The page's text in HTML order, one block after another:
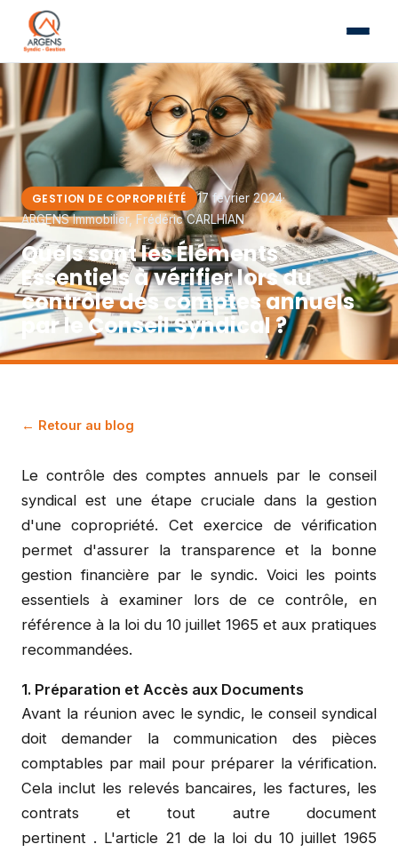
GESTION DE COPROPRIÉTÉ 17 février 2024·
ARGENS Immobilier, Frédéric CARLHIAN
Quels sont les Éléments
Essentiels à vérifier lors du
contrôle des comptes annuels
par le Conseil Syndical ?
← Retour au blog
Le contrôle des comptes annuels par le conseil
syndical est une étape cruciale dans la gestion
d'une copropriété. Cet exercice de vérification
permet d'assurer la transparence et la bonne
gestion financière par le syndic. Voici les points
essentiels à examiner lors de ce contrôle, en
référence à la loi du 10 juillet 1965 et aux pratiques
recommandées.
1. Préparation et Accès aux Documents
Avant la réunion avec le syndic, le conseil syndical
doit demander la communication des pièces
comptables par mail pour préparer la vérification.
Cela inclut les relevés bancaires, les factures, les
contrats et tout autre document
pertinent . L'article 21 de la loi du 10 juillet 1965